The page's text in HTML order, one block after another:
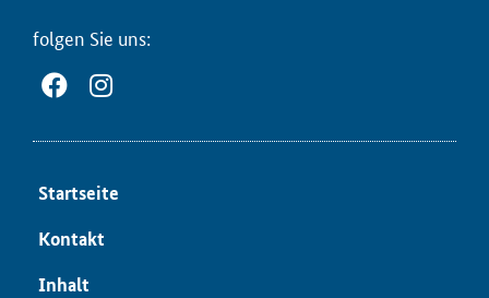
fol­gen Sie uns:
Start­sei­te
Kon­takt
In­halt